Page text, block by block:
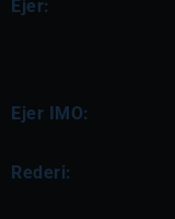
Ejer:
Ejer IMO:
Rederi: